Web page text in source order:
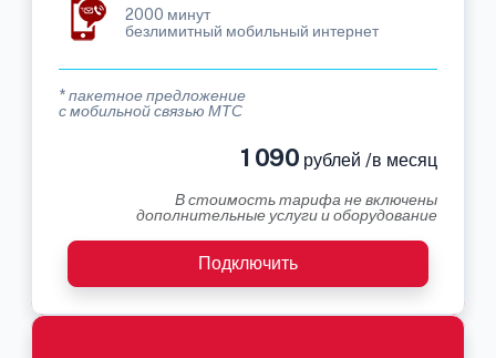
2000 минут
безлимитный мобильный интернет
* пакетное предложение
с мобильной связью МТС
1 090 рублей /в месяц
В стоимость тарифа не включены
дополнительные услуги и оборудование
Подключить